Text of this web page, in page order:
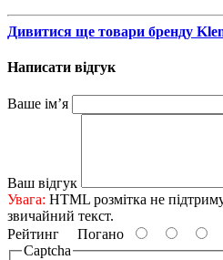
Дивитися ще товари бренду
Написати відгук
Ваше ім’я
Ваш відгук
Увага: HTML розмітка не
звичайний текст.
Рейтинг Погано
Captcha